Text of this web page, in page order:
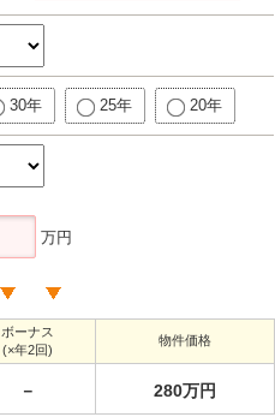
30年 25年 20年
万円
ボーナス
(×年2回)
物件価格
－ 280万円